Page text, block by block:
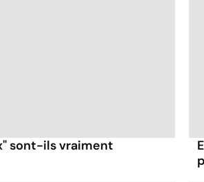
sont-ils vraiment